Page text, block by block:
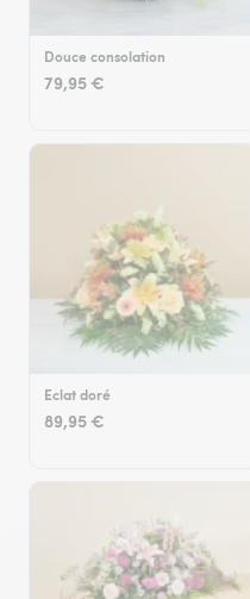
Douce consolation
79,95 €
Eclat doré
89,95 €